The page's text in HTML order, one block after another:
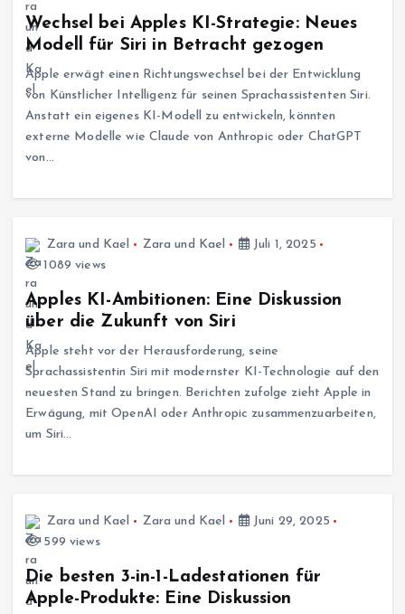
Wechsel bei Apples KI-Strategie: Neues
Modell für Siri in Betracht gezogen
Apple erwägt einen Richtungswechsel bei der Entwicklung
von Künstlicher Intelligenz für seinen Sprachassistenten Siri.
Anstatt ein eigenes KI-Modell zu entwickeln, könnten
externe Modelle wie Claude von Anthropic oder ChatGPT
von…
Zara und Kael Zara und Kael
Juli 1, 2025
1089 views
Apples KI-Ambitionen: Eine Diskussion
über die Zukunft von Siri
Apple steht vor der Herausforderung, seine
Sprachassistentin Siri mit modernster KI-Technologie auf den
neuesten Stand zu bringen. Berichten zufolge zieht Apple in
Erwägung, mit OpenAI oder Anthropic zusammenzuarbeiten,
um Siri…
Zara und Kael Zara und Kael
Juni 29, 2025
599 views
Die besten 3-in-1-Ladestationen für
Apple-Produkte: Eine Diskussion